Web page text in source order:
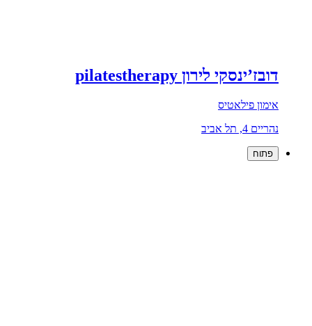
דובז’ינסקי לירון pilatestherapy
אימון פילאטיס
נהריים 4, תל אביב
פתוח